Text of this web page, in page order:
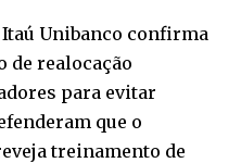
Unibanco confirma
de realocação
para evitar
que o
treinamento de